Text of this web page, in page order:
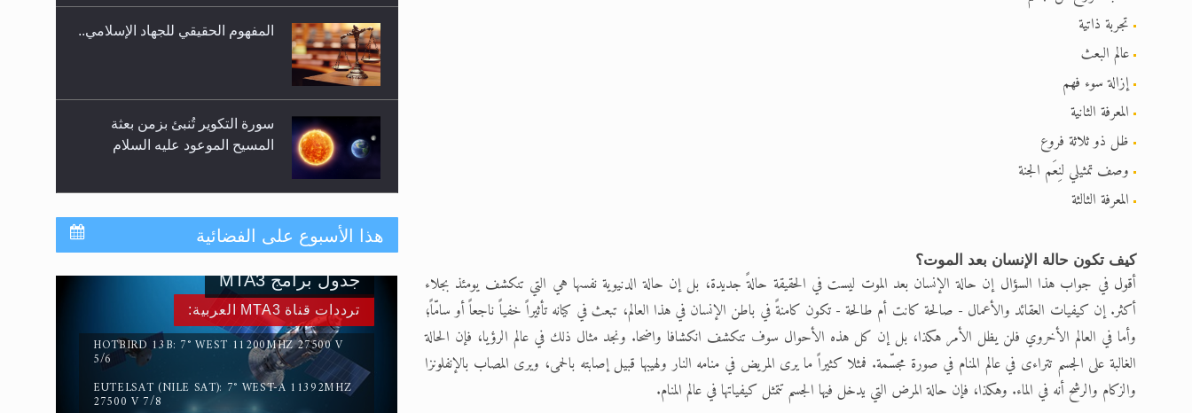
تجربة ذاتية
عالم البعث
إزالة سوء فهم
المعرفة الثانية
ظل ذو ثلاثة فروع
وصف تمثيلي لنِعَم الجنة
المعرفة الثالثة
كيف تكون حالة الإنسان بعد الموت؟
أقول في جواب هذا السؤال إن حالة الإنسان بعد الموت ليست في الحقيقة حالةً جديدة، بل إن حالة الدنيوية نفسها هي التي تنكشف يومئذ بجلاء
أكثر. إن كيفيات العقائد والأعمال - صالحة كانت أم طالحة - تكون كامنةً في باطن الإنسان في هذا العالم، تبعث في كيانه تأثيراً خفياً ناجعاً أو سامّاً؛
وأما في العالم الأخروي فلن يظل الأمر هكذا، بل إن كل هذه الأحوال سوف تنكشف انكشافا واضحا. ونجد مثال ذلك في عالم الرؤيا، فإن الحالة
الغالبة على الجسم تتراءى في عالم المنام في صورة مجسّمة. فمثلا كثيراً ما يرى المريض في منامه النار ولهيبها قبيل إصابته بالحمى، ويرى المصاب بالإنفلونزا
والزكام والرشح أنه في الماء. وهكذا، فإن حالة المرض التي يدخل فيها الجسم تتمثل كيفياتها في عالم المنام.
المفهوم الحقيقي للجهاد الإسلامي..
سورة التكوير تُنبئ بزمن بعثة
المسيح الموعود عليه السلام
حقيقة المسيح الدجال
القرآن قاضٍ وحكمٌ على السنة
ومهيمنٌ عليها.. ليس العكس
هذا الأسبوع على الفضائية
ترددات قناة MTA3 العربية:
HOTBIRD 13B: 7° WEST 11200MHZ 27500 V
5/6
EUTELSAT (NILE SAT): 7° WEST-A 11392MHZ
27500 V 7/8
جدول برامج MTA3